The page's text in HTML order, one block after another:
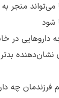
می‌تواند منجر
شود
داروهایی در
نشان‌دهنده
چه